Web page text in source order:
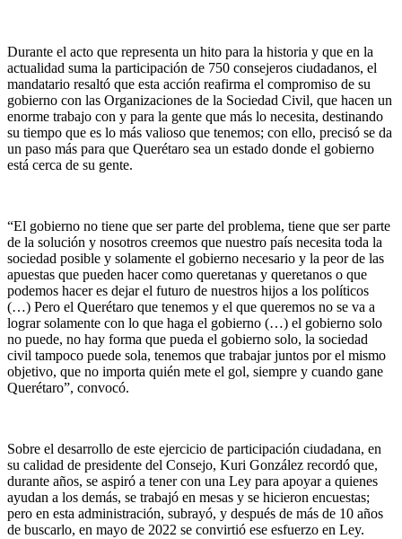
Durante el acto que representa un hito para la historia y que en la
actualidad suma la participación de 750 consejeros ciudadanos, el
mandatario resaltó que esta acción reafirma el compromiso de su
gobierno con las Organizaciones de la Sociedad Civil, que hacen un
enorme trabajo con y para la gente que más lo necesita, destinando
su tiempo que es lo más valioso que tenemos; con ello, precisó se da
un paso más para que Querétaro sea un estado donde el gobierno
está cerca de su gente.
“El gobierno no tiene que ser parte del problema, tiene que ser parte
de la solución y nosotros creemos que nuestro país necesita toda la
sociedad posible y solamente el gobierno necesario y la peor de las
apuestas que pueden hacer como queretanas y queretanos o que
podemos hacer es dejar el futuro de nuestros hijos a los políticos
(…) Pero el Querétaro que tenemos y el que queremos no se va a
lograr solamente con lo que haga el gobierno (…) el gobierno solo
no puede, no hay forma que pueda el gobierno solo, la sociedad
civil tampoco puede sola, tenemos que trabajar juntos por el mismo
objetivo, que no importa quién mete el gol, siempre y cuando gane
Querétaro”, convocó.
Sobre el desarrollo de este ejercicio de participación ciudadana, en
su calidad de presidente del Consejo, Kuri González recordó que,
durante años, se aspiró a tener con una Ley para apoyar a quienes
ayudan a los demás, se trabajó en mesas y se hicieron encuestas;
pero en esta administración, subrayó, y después de más de 10 años
de buscarlo, en mayo de 2022 se convirtió ese esfuerzo en Ley.